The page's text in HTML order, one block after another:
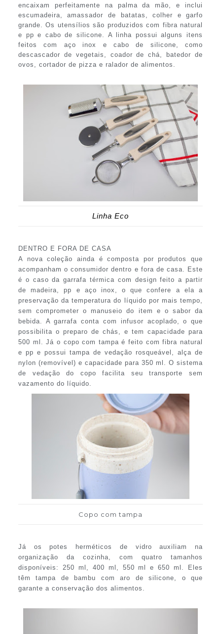
encaixam perfeitamente na palma da mão, e inclui
escumadeira, amassador de batatas, colher e garfo
grande. Os utensílios são produzidos com fibra natural
e pp e cabo de silicone. A linha possui alguns itens
feitos com aço inox e cabo de silicone, como
descascador de vegetais, coador de chá, batedor de
ovos, cortador de pizza e ralador de alimentos.
Linha Eco
DENTRO E FORA DE CASA
A nova coleção ainda é composta por produtos que
acompanham o consumidor dentro e fora de casa. Este
é o caso da garrafa térmica com design feito a partir
de madeira, pp e aço inox, o que confere a ela a
preservação da temperatura do líquido por mais tempo,
sem comprometer o manuseio do item e o sabor da
bebida. A garrafa conta com infusor acoplado, o que
possibilita o preparo de chás, e tem capacidade para
500 ml. Já o copo com tampa é feito com fibra natural
e pp e possui tampa de vedação rosqueável, alça de
nylon (removível) e capacidade para 350 ml. O sistema
de vedação do copo facilita seu transporte sem
vazamento do líquido.
Copo com tampa
Já os potes herméticos de vidro auxiliam na
organização da cozinha, com quatro tamanhos
disponíveis: 250 ml, 400 ml, 550 ml e 650 ml. Eles
têm tampa de bambu com aro de silicone, o que
garante a conservação dos alimentos.